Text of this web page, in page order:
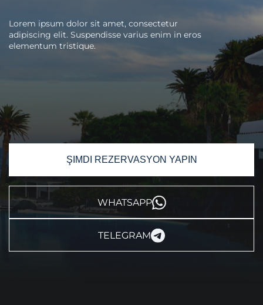
Lorem ipsum dolor sit amet, consectetur
adipiscing elit. Suspendisse varius enim in eros
elementum tristique.
ŞIMDI REZERVASYON YAPIN
WHATSAPP
TELEGRAM